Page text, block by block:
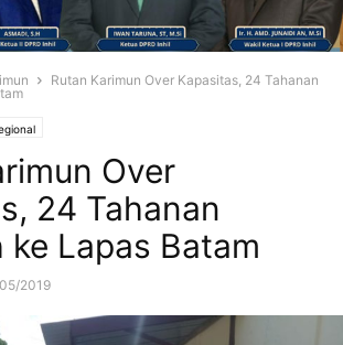
Rutan Karimun Over Kapasitas, 24 Tahanan
Over
24 Tahanan
ke Lapas Batam
2019